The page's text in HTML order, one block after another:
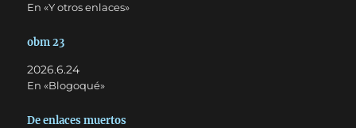
En «Y otros enlaces»
obm 23
2026.6.24
En «Blogoqué»
De enlaces muertos